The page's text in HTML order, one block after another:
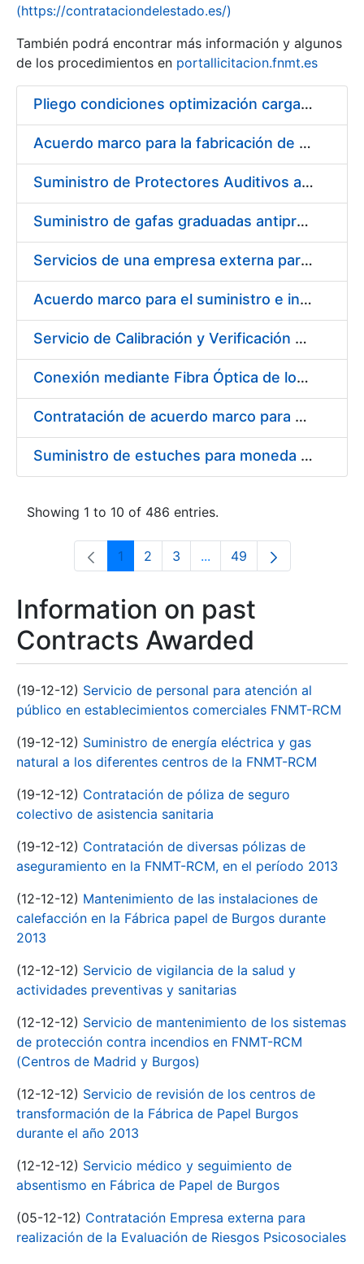
Show/Hide
(https://contrataciondelestado.es/)
También podrá encontrar más información y algunos
de los procedimientos en portallicitacion.fnmt.es
Pliego condiciones optimización cargas compras firmado
Acuerdo marco para la fabricación de piezas
Suministro de Protectores Auditivos a medida para las personas trabajadoras de los Centros de Trabajo de Madrid y Burgos
Suministro de gafas graduadas antiproyecciones para los trabajadores de la FNMT-RCM en los centros de trabajo de Madrid y Burgos
Servicios de una empresa externa para el asesoramiento y resolución de los recursos de alzada que se presentan relacionados con procesos de selección para la FNMT-RCM
Acuerdo marco para el suministro e instalación de persianas, estores y otros complementos
Servicio de Calibración y Verificación Externa de los Equipos de Medición del Servicio de Prevención de la FNMT-RCM
Conexión mediante Fibra Óptica de los Centros de Proceso de Datos (CPDs) de las sedes de la FNMT-RCM de Burgos y Madrid
Contratación de acuerdo marco para el Suministro de Material de Electricidad para la Fábrica Nacional de Moneda y Timbre-Real Casa de la Moneda en su centro de trabajo de Burgos
Suministro de estuches para moneda de 30 €
Showing 1 to 10 of 486 entries.
Page
1 Page
2 Page
3 ...Intermediate Pages Use
Page
49
Information on past
Contracts Awarded
(19-12-12) Servicio de personal para atención al
público en establecimientos comerciales FNMT-RCM
(19-12-12) Suministro de energía eléctrica y gas
natural a los diferentes centros de la FNMT-RCM
(19-12-12) Contratación de póliza de seguro
colectivo de asistencia sanitaria
(19-12-12) Contratación de diversas pólizas de
aseguramiento en la FNMT-RCM, en el período 2013
(12-12-12) Mantenimiento de las instalaciones de
calefacción en la Fábrica papel de Burgos durante
2013
(12-12-12) Servicio de vigilancia de la salud y
actividades preventivas y sanitarias
(12-12-12) Servicio de mantenimiento de los sistemas
de protección contra incendios en FNMT-RCM
(Centros de Madrid y Burgos)
(12-12-12) Servicio de revisión de los centros de
transformación de la Fábrica de Papel Burgos
durante el año 2013
(12-12-12) Servicio médico y seguimiento de
absentismo en Fábrica de Papel de Burgos
(05-12-12) Contratación Empresa externa para
realización de la Evaluación de Riesgos Psicosociales